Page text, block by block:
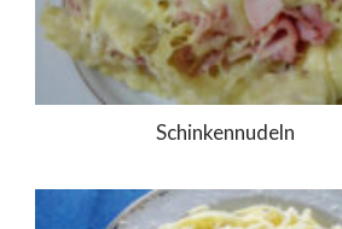
Schinkennudeln